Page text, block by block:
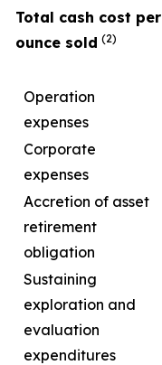
Total cash cost per
ounce sold (2)
Operation
expenses
Corporate
expenses
Accretion of asset
retirement
obligation
Sustaining
exploration and
evaluation
expenditures